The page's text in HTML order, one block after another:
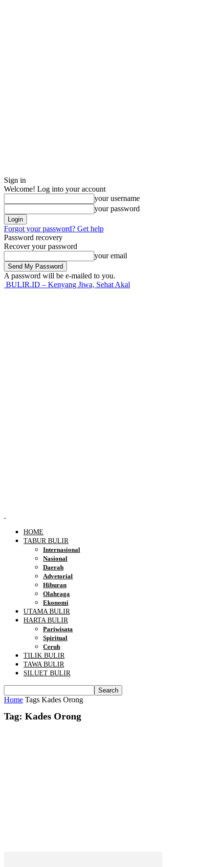
Sign in
Welcome! Log into your account
your username
your password
Forgot your password? Get help
Password recovery
Recover your password
your email
A password will be e-mailed to you.
BULIR.ID – Kenyang Jiwa, Sehat Akal
HOME
TABUR BULIR
Internasional
Nasional
Daerah
Advetorial
Hiburan
Olahraga
Ekonomi
UTAMA BULIR
HARTA BULIR
Pariwisata
Spiritual
Ceruh
TILIK BULIR
TAWA BULIR
SILUET BULIR
Home Tags Kades Orong
Tag: Kades Orong